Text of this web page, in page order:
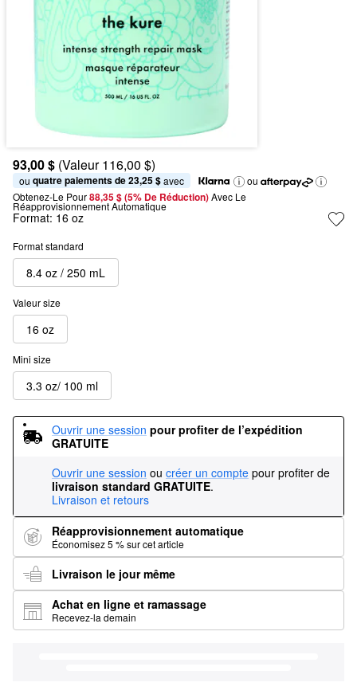
93,00 $ (Valeur 116,00 $)
ou quatre paiements de 23,25 $ avec
ou
Obtenez-Le Pour88,35 $ (5% De Réduction) Avec Le
Réapprovisionnement Automatique
Format: 16 oz
Format standard
8.4 oz / 250 mL
Valeur size
16 oz
Mini size
3.3 oz/ 100 ml
Ouvrir une session pour profiter de l’expédition
GRATUITE
Ouvrir une session ou créer un compte pour profiter de
livraison standard GRATUITE.
Livraison et retours
Réapprovisionnement automatique
Économisez 5 % sur cet article
Livraison le jour même
Achat en ligne et ramassage
Recevez-la demain